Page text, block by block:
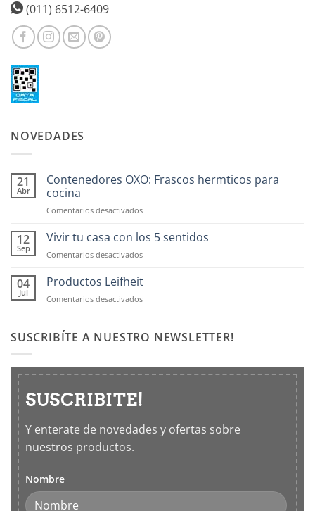
(011) 6512-6409
NOVEDADES
21
Abr
Contenedores OXO: Frascos hermticos para
cocina
Comentarios desactivadosen
OXO:
Frascos
hermticos
cocina
12
Sep
Vivir tu casa con los 5 sentidos
Comentarios desactivadosen
tu
casa
con
sentidos
04
Jul
Productos Leifheit
Comentarios desactivadosen
SUSCRIBÍTE A NUESTRO NEWSLETTER!
SUSCRIBITE!
Y enterate de novedades y ofertas sobre
nuestros productos.
Nombre